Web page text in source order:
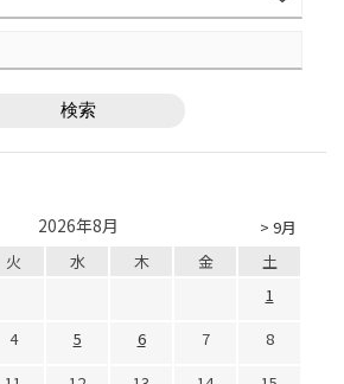
> 9月
2026年8月
火 水 木 金
土
1
4 5 6 7
8